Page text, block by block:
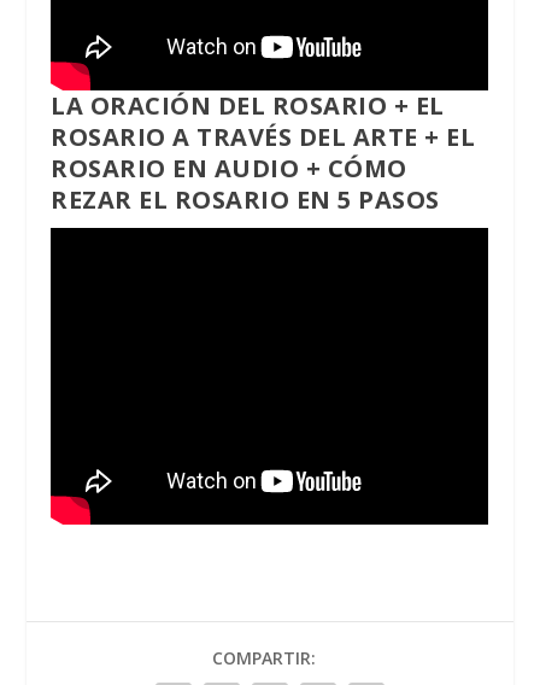
LA ORACIÓN DEL ROSARIO + EL
ROSARIO A TRAVÉS DEL ARTE + EL
ROSARIO EN AUDIO + CÓMO
REZAR EL ROSARIO EN 5 PASOS
COMPARTIR: